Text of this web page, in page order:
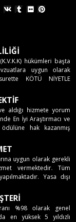
hükümleri başta
uygun olarak
KÖTÜ NİYETLE
aldığı hizmete yorum
En İyi Araştırmacı ve
hak kazanmış
uygun olarak gerekli
vermektedir. Tüm
Yasa dışı
%98 olarak genel
en yüksek 5 yıldızlı